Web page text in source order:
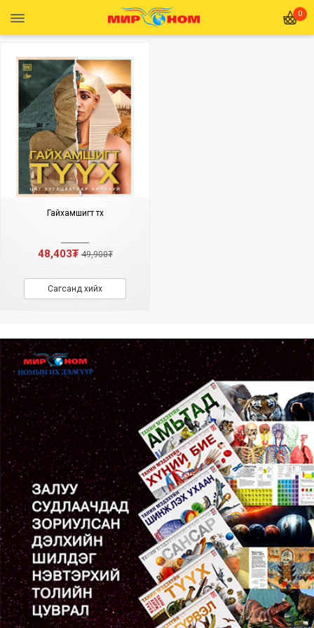
0
Гайхамшигт түүх
48,403₮49,900₮
Сагсанд хийх